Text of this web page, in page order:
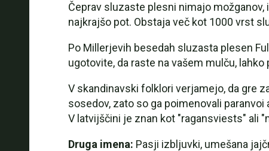
Čeprav sluzaste plesni nimajo
najkrajšo pot. Obstaja več kot 1000 vrst
Po Millerjevih besedah sluzasta plesen
ugotovite, da raste na vašem mulču,
V skandinavski folklori verjamejo, da gre
sosedov, zato so ga poimenovali
V latvijščini je znan kot "ragansviests" ali
Druga imena: Pasji izbljuvki, umešana